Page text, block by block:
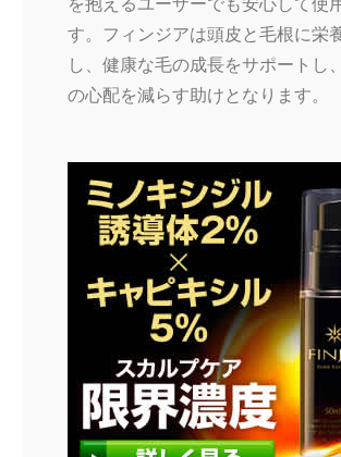
す。フィンジアは頭皮と毛根に栄
し、健康な毛の成長をサポートし
の心配を減らす助けとなります。